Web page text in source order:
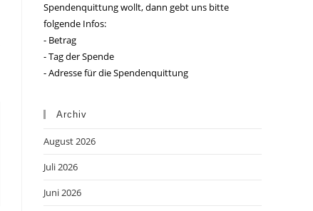
Spendenquittung wollt, dann gebt uns bitte
folgende Infos:
- Betrag
- Tag der Spende
- Adresse für die Spendenquittung
Archiv
August 2026
Juli 2026
Juni 2026